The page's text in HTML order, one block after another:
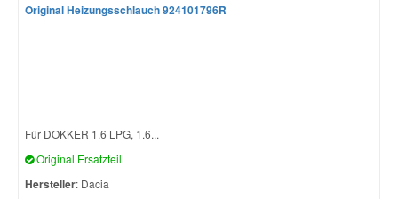
Original Heizungsschlauch 924101796R
Für DOKKER 1.6 LPG, 1.6...
Original Ersatzteil
Hersteller: Dacia